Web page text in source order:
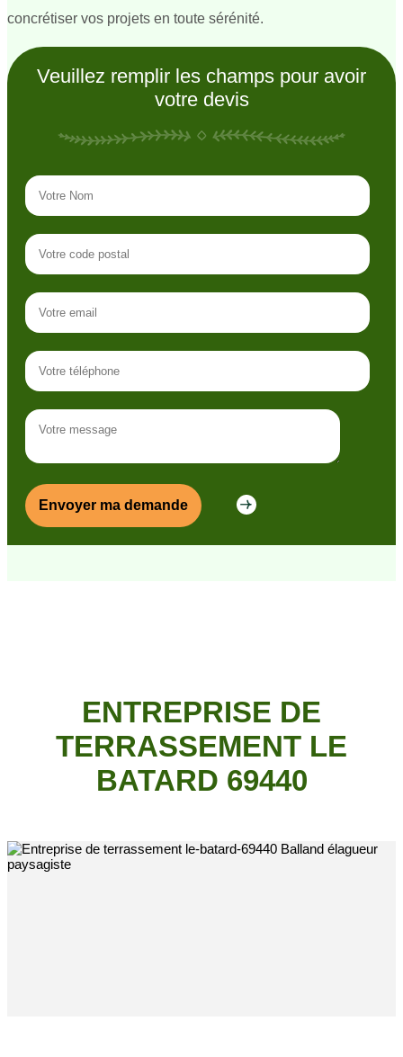
concrétiser vos projets en toute sérénité.
Veuillez remplir les champs pour avoir
votre devis
ENTREPRISE DE
TERRASSEMENT LE
BATARD 69440